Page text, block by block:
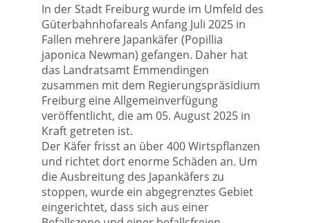
In der Stadt Freiburg wurde im Umfeld des
Güterbahnhofareals Anfang Juli 2025 in
Fallen mehrere Japankäfer (Popillia
japonica Newman) gefangen. Daher hat
das Landratsamt Emmendingen
zusammen mit dem Regierungspräsidium
Freiburg eine Allgemeinverfügung
veröffentlicht, die am 05. August 2025 in
Kraft getreten ist.
Der Käfer frisst an über 400 Wirtspflanzen
und richtet dort enorme Schäden an. Um
die Ausbreitung des Japankäfers zu
stoppen, wurde ein abgegrenztes Gebiet
eingerichtet, dass sich aus einer